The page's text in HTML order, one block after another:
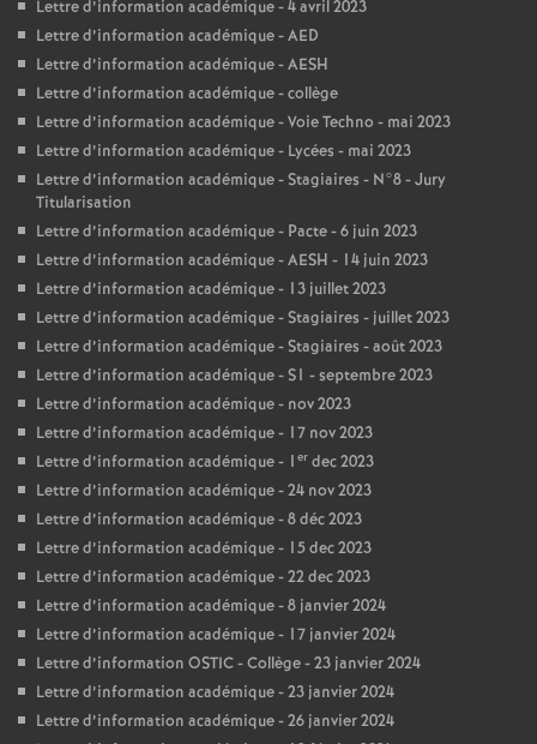
Lettre d’information académique - 4 avril 2023
Lettre d’information académique - AED
Lettre d’information académique - AESH
Lettre d’information académique - collège
Lettre d’information académique - Voie Techno - mai 2023
Lettre d’information académique - Lycées - mai 2023
Lettre d’information académique - Stagiaires - N°8 - Jury
Titularisation
Lettre d’information académique - Pacte - 6 juin 2023
Lettre d’information académique - AESH - 14 juin 2023
Lettre d’information académique - 13 juillet 2023
Lettre d’information académique - Stagiaires - juillet 2023
Lettre d’information académique - Stagiaires - août 2023
Lettre d’information académique - S1 - septembre 2023
Lettre d’information académique - nov 2023
Lettre d’information académique - 17 nov 2023
Lettre d’information académique - 1 er dec 2023
Lettre d’information académique - 24 nov 2023
Lettre d’information académique - 8 déc 2023
Lettre d’information académique - 15 dec 2023
Lettre d’information académique - 22 dec 2023
Lettre d’information académique - 8 janvier 2024
Lettre d’information académique - 17 janvier 2024
Lettre d’information OSTIC - Collège - 23 janvier 2024
Lettre d’information académique - 23 janvier 2024
Lettre d’information académique - 26 janvier 2024